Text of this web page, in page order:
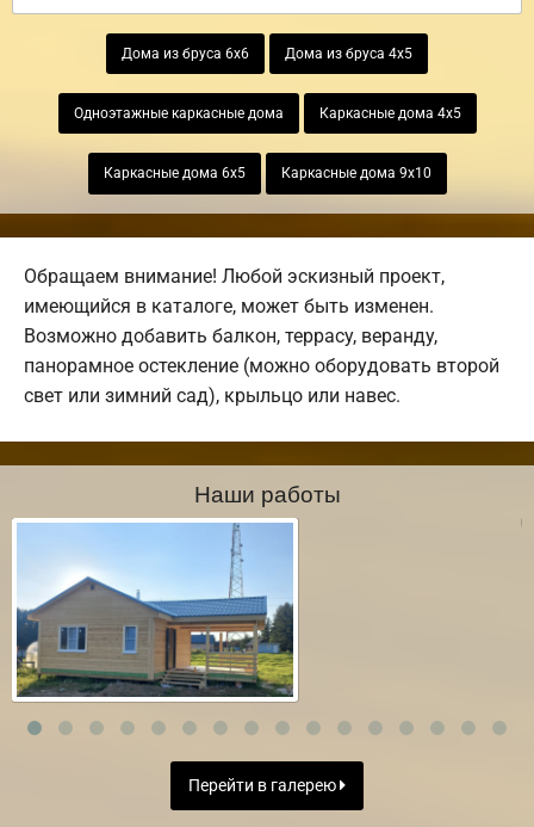
Дома из бруса 6х6 Дома из бруса 4х5
Одноэтажные каркасные дома Каркасные дома 4х5
Каркасные дома 6х5 Каркасные дома 9х10
Обращаем внимание! Любой эскизный проект,
имеющийся в каталоге, может быть изменен.
Возможно добавить балкон, террасу, веранду,
панорамное остекление (можно оборудовать второй
свет или зимний сад), крыльцо или навес.
Наши работы
Перейти в галерею